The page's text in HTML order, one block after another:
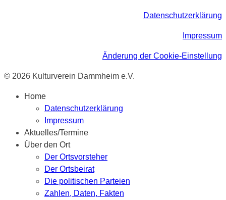
Datenschutzerklärung
Impressum
Änderung der Cookie-Einstellung
© 2026 Kulturverein Dammheim e.V.
Home
Datenschutzerklärung
Impressum
Aktuelles/Termine
Über den Ort
Der Ortsvorsteher
Der Ortsbeirat
Die politischen Parteien
Zahlen, Daten, Fakten